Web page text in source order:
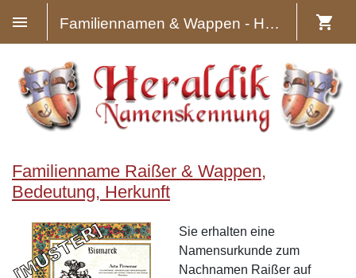
Familiennamen & Wappen - Heraldik
Familienname Raißer & Wappen,
Bedeutung, Herkunft
Sie erhalten eine
Namensurkunde zum
Nachnamen Raißer auf